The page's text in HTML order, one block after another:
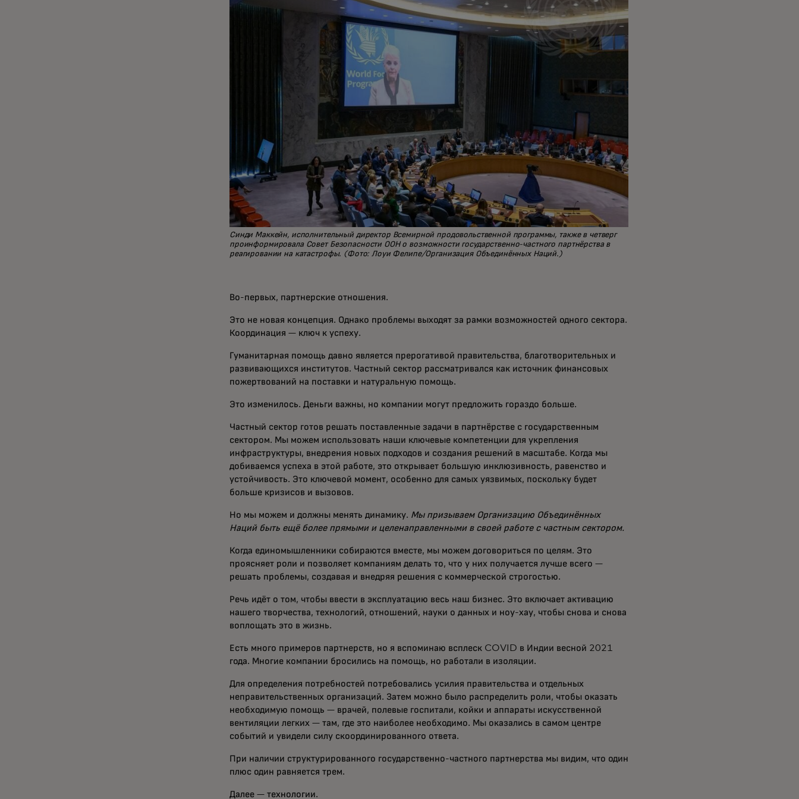
Синди Маккейн, исполнительный директор Всемирной продовольственной программы, также в четверг
проинформировала Совет Безопасности ООН о возможности государственно-частного партнёрства в
реагировании на катастрофы. (Фото: Лоуи Фелипе/Организация Объединённых Наций.)
Во-первых, партнерские отношения.
Это не новая концепция. Однако проблемы выходят за рамки возможностей одного сектора.
Координация — ключ к успеху.
Гуманитарная помощь давно является прерогативой правительства, благотворительных и
развивающихся институтов. Частный сектор рассматривался как источник финансовых
пожертвований на поставки и натуральную помощь.
Это изменилось. Деньги важны, но компании могут предложить гораздо больше.
Частный сектор готов решать поставленные задачи в партнёрстве с государственным
сектором. Мы можем использовать наши ключевые компетенции для укрепления
инфраструктуры, внедрения новых подходов и создания решений в масштабе. Когда мы
добиваемся успеха в этой работе, это открывает большую инклюзивность, равенство и
устойчивость. Это ключевой момент, особенно для самых уязвимых, поскольку будет
больше кризисов и вызовов.
Но мы можем и должны менять динамику. Мы призываем Организацию Объединённых
Наций быть ещё более прямыми и целенаправленными в своей работе с частным сектором.
Когда единомышленники собираются вместе, мы можем договориться по целям. Это
проясняет роли и позволяет компаниям делать то, что у них получается лучше всего —
решать проблемы, создавая и внедряя решения с коммерческой строгостью.
Речь идёт о том, чтобы ввести в эксплуатацию весь наш бизнес. Это включает активацию
нашего творчества, технологий, отношений, науки о данных и ноу-хау, чтобы снова и снова
воплощать это в жизнь.
Есть много примеров партнерств, но я вспоминаю всплеск COVID в Индии весной 2021
года. Многие компании бросились на помощь, но работали в изоляции.
Для определения потребностей потребовались усилия правительства и отдельных
неправительственных организаций. Затем можно было распределить роли, чтобы оказать
необходимую помощь — врачей, полевые госпитали, койки и аппараты искусственной
вентиляции легких — там, где это наиболее необходимо. Мы оказались в самом центре
событий и увидели силу скоординированного ответа.
При наличии структурированного государственно-частного партнерства мы видим, что один
плюс один равняется трем.
Далее — технологии.